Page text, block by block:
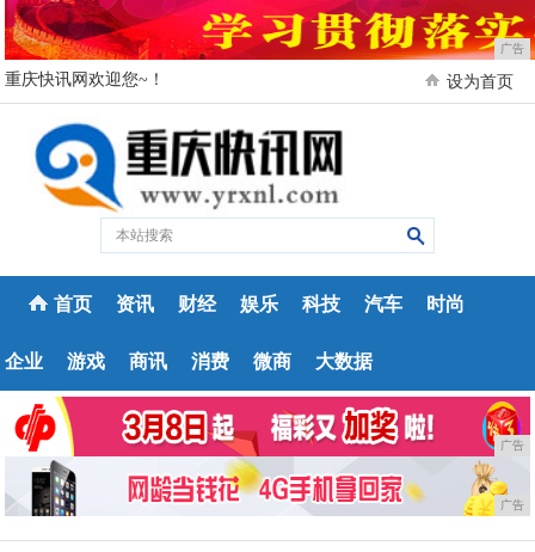
广告
重庆快讯网欢迎您~！ 设为首页
首页 资讯 财经 娱乐 科技 汽车 时尚
企业 游戏 商讯 消费 微商 大数据
广告
广告